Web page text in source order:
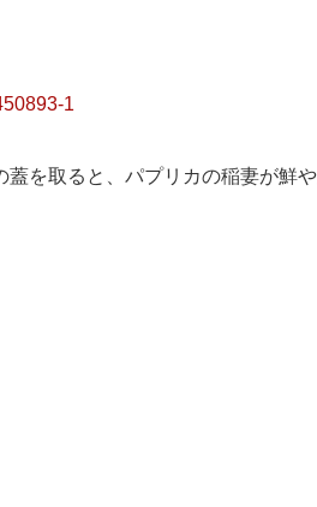
蓋を取ると、パプリカの稲妻が鮮